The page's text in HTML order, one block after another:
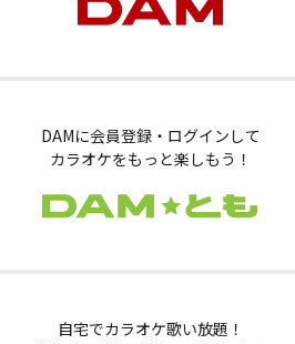
DAMに会員登録・ログインして
カラオケをもっと楽しもう！
自宅でカラオケ歌い放題！